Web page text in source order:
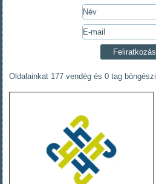
Oldalainkat 177 vendég és 0 tag böngészi